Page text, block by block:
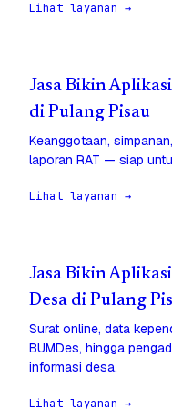
Lihat layanan →
Jasa Bikin
di Pulang Pisau
Keanggotaan,
laporan RAT — siap
Lihat layanan →
Jasa Bikin
Desa di Pulang
Surat online, data
BUMDes, hingga
informasi desa.
Lihat layanan →